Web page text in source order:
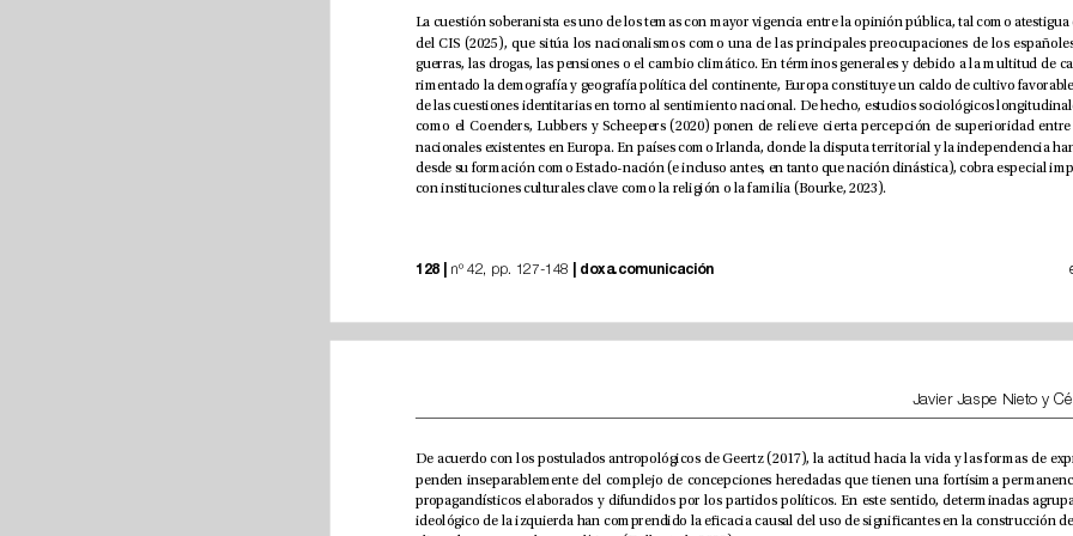
doxa.comunicación
con instituciones culturales clave como la religión o la familia (Bourke, 2023).